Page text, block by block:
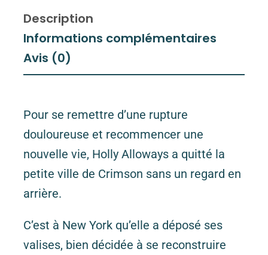
Description
Informations complémentaires
Avis (0)
Pour se remettre d’une rupture
douloureuse et recommencer une
nouvelle vie, Holly Alloways a quitté la
petite ville de Crimson sans un regard en
arrière.
C’est à New York qu’elle a déposé ses
valises, bien décidée à se reconstruire